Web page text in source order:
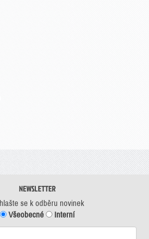
NEWSLETTER
se k odběru novinek
Všeobecné
Interní